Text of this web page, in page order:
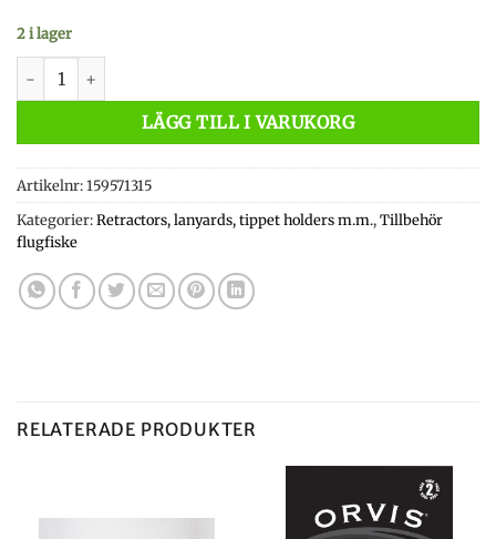
2 i lager
Rodmount Rod-Up mängd
LÄGG TILL I VARUKORG
Artikelnr:159571315
Kategorier:Retractors, lanyards, tippet holders m.m.,Tillbehör
flugfiske
RELATERADE PRODUKTER